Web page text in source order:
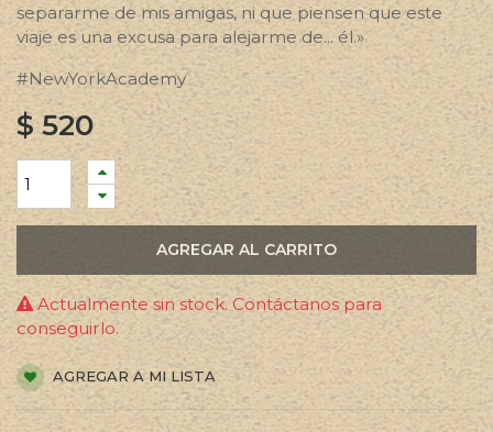
separarme de mis amigas, ni que piensen que este
viaje es una excusa para alejarme de... él.»
#NewYorkAcademy
$520
AGREGAR AL CARRITO
Actualmente sin stock. Contáctanos para
conseguirlo.
AGREGAR A MI LISTA